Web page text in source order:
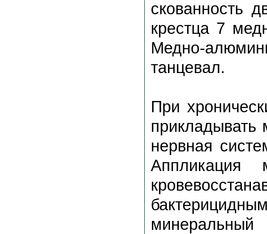
скованность
крестца 7
Медно-
танцевал.
При
прикладывать
нервная
Аппликация